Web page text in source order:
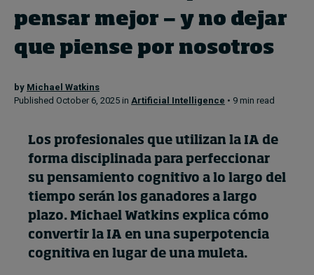
Topics
Popular series
2026 IMD research - White papers
Live events
Subscribe
About
Submissions
Contact
pensar mejor — y no dejar
que piense por nosotros
by Michael Watkins
Published October 6, 2025 in Artificial Intelligence • 9 min read
Los profesionales que utilizan la IA de
forma disciplinada para perfeccionar
su pensamiento cognitivo a lo largo del
tiempo serán los ganadores a largo
plazo. Michael Watkins explica cómo
convertir la IA en una superpotencia
cognitiva en lugar de una muleta.